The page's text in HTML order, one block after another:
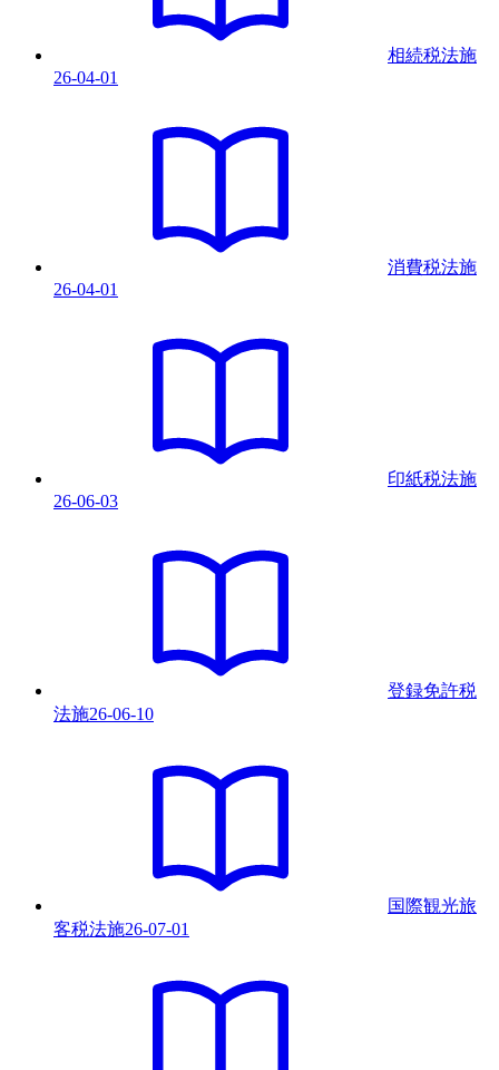
相続税法施
26-04-01
消費税法施
26-04-01
印紙税法施
26-06-03
登録免許税
法施26-06-10
国際観光旅
客税法施26-07-01